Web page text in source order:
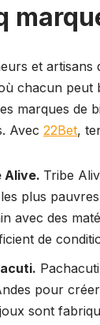
et
chacun peut
marques de
Avec 22Bet,
Alive. Tribe
plus
avec des
de
pour
sont